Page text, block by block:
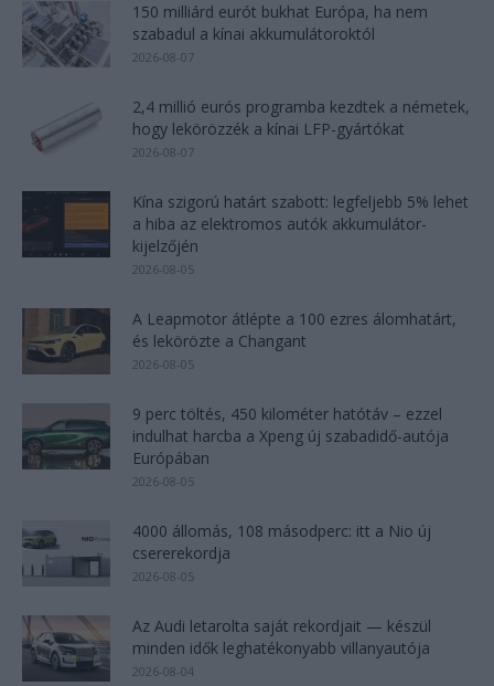
150 milliárd eurót bukhat Európa, ha nem
szabadul a kínai akkumulátoroktól
2026-08-07
2,4 millió eurós programba kezdtek a németek,
hogy lekörözzék a kínai LFP-gyártókat
2026-08-07
Kína szigorú határt szabott: legfeljebb 5% lehet
a hiba az elektromos autók akkumulátor-
kijelzőjén
2026-08-05
A Leapmotor átlépte a 100 ezres álomhatárt,
és lekörözte a Changant
2026-08-05
9 perc töltés, 450 kilométer hatótáv – ezzel
indulhat harcba a Xpeng új szabadidő-autója
Európában
2026-08-05
4000 állomás, 108 másodperc: itt a Nio új
csererekordja
2026-08-05
Az Audi letarolta saját rekordjait — készül
minden idők leghatékonyabb villanyautója
2026-08-04